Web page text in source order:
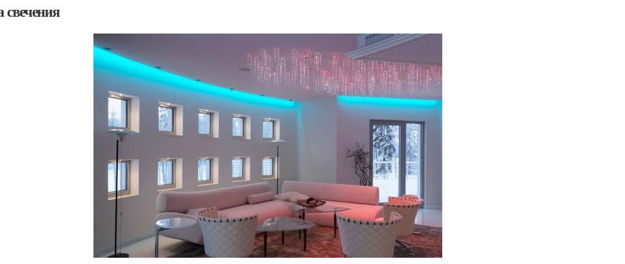
свечения